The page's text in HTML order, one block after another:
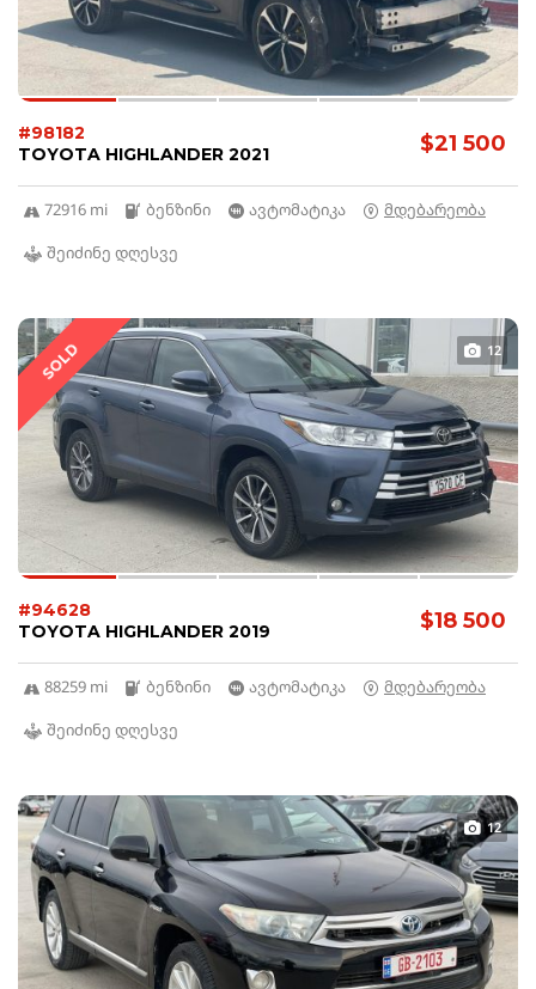
$21 500
#98182
TOYOTA HIGHLANDER 2021
72916 mi ბენზინი ავტომატიკა
მდებარეობა
შეიძინე დღესვე
SOLD 12
$18 500
#94628
TOYOTA HIGHLANDER 2019
88259 mi ბენზინი ავტომატიკა
მდებარეობა
შეიძინე დღესვე
12